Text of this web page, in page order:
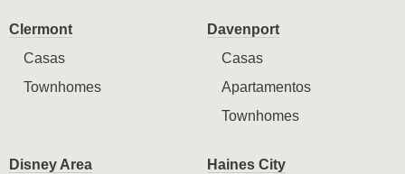
Clermont
Casas
Townhomes
Davenport
Casas
Apartamentos
Townhomes
Disney Area
Haines City